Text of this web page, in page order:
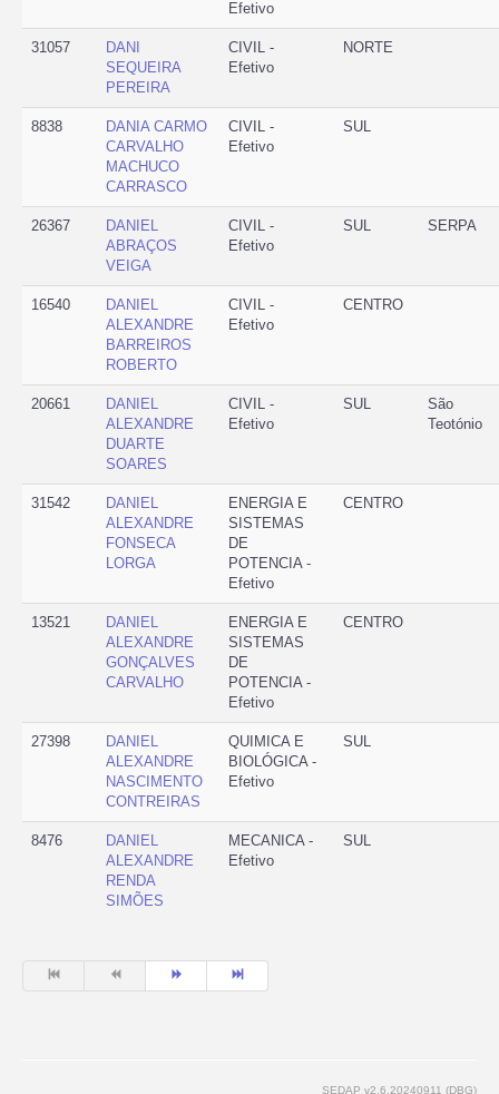
Efetivo
31057
DANI
SEQUEIRA
PEREIRA
CIVIL -
Efetivo
NORTE
8838
DANIA CARMO
CARVALHO
MACHUCO
CARRASCO
CIVIL -
Efetivo
SUL
26367
DANIEL
ABRAÇOS
VEIGA
CIVIL -
Efetivo
SUL SERPA
16540
DANIEL
ALEXANDRE
BARREIROS
ROBERTO
CIVIL -
Efetivo
CENTRO
20661
DANIEL
ALEXANDRE
DUARTE
SOARES
CIVIL -
Efetivo
SUL
São
Teotónio
31542
DANIEL
ALEXANDRE
FONSECA
LORGA
ENERGIA E
SISTEMAS
DE
POTENCIA -
Efetivo
CENTRO
13521
DANIEL
ALEXANDRE
GONÇALVES
CARVALHO
ENERGIA E
SISTEMAS
DE
POTENCIA -
Efetivo
CENTRO
27398
DANIEL
ALEXANDRE
NASCIMENTO
CONTREIRAS
QUIMICA E
BIOLÓGICA -
Efetivo
SUL
8476
DANIEL
ALEXANDRE
RENDA
SIMÕES
MECANICA -
Efetivo
SUL
SEDAP v2.6.20240911 (DBG)